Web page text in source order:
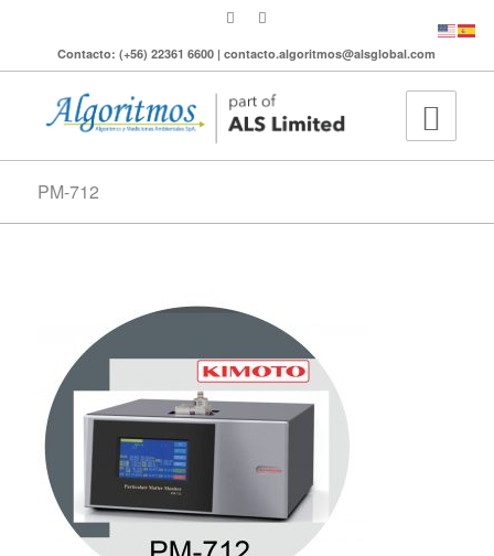
Contacto: (+56) 22361 6600 | contacto.algoritmos@alsglobal.com
PM-712